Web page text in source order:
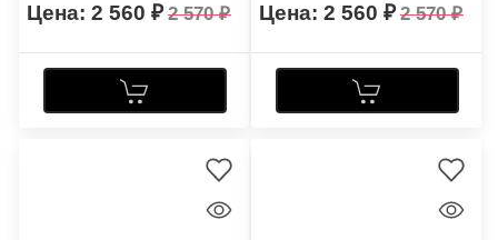
2 560 2 570 2 560 2 570